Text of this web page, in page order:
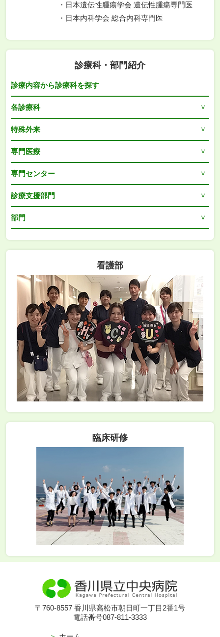
日本遺伝性腫瘍学会 遺伝性腫瘍専門医
日本内科学会 総合内科専門医
診療科・部門紹介
診療内容から診療科を探す
各診療科
特殊外来
専門医療
専門センター
診療支援部門
部門
看護部
臨床研修
〒760-8557 香川県高松市朝日町一丁目2番1号
電話番号087-811-3333